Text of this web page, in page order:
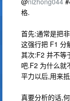
格.
首先:通常是把
这强行把 F1 分
其次:F2 并不等
吧.F2 为什么就
平力以后,用来
真要分析的话,